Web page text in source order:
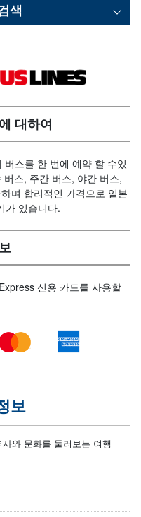
색
대하여
스를 한 번에 예약 할 수있
스, 주간 버스, 야간 버스,
며 합리적인 가격으로 일본
가 있습니다.
신용 카드를 사용할
보
와 문화를 둘러보는 여행